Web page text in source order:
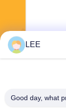
LEE
Good day, what